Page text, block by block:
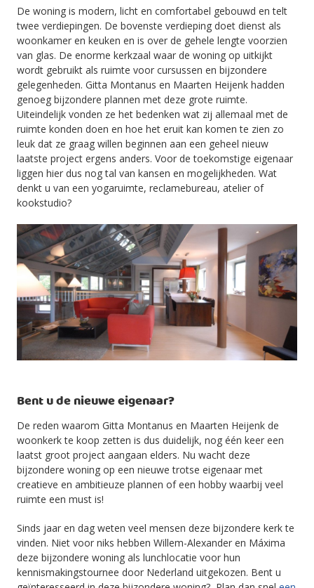
De woning is modern, licht en comfortabel gebouwd en telt
twee verdiepingen. De bovenste verdieping doet dienst als
woonkamer en keuken en is over de gehele lengte voorzien
van glas. De enorme kerkzaal waar de woning op uitkijkt
wordt gebruikt als ruimte voor cursussen en bijzondere
gelegenheden. Gitta Montanus en Maarten Heijenk hadden
genoeg bijzondere plannen met deze grote ruimte.
Uiteindelijk vonden ze het bedenken wat zij allemaal met de
ruimte konden doen en hoe het eruit kan komen te zien zo
leuk dat ze graag willen beginnen aan een geheel nieuw
laatste project ergens anders. Voor de toekomstige eigenaar
liggen hier dus nog tal van kansen en mogelijkheden. Wat
denkt u van een yogaruimte, reclamebureau, atelier of
kookstudio?
Bent u de nieuwe eigenaar?
De reden waarom Gitta Montanus en Maarten Heijenk de
woonkerk te koop zetten is dus duidelijk, nog één keer een
laatst groot project aangaan elders. Nu wacht deze
bijzondere woning op een nieuwe trotse eigenaar met
creatieve en ambitieuze plannen of een hobby waarbij veel
ruimte een must is!
Sinds jaar en dag weten veel mensen deze bijzondere kerk te
vinden. Niet voor niks hebben Willem-Alexander en Máxima
deze bijzondere woning als lunchlocatie voor hun
kennismakingstournee door Nederland uitgekozen. Bent u